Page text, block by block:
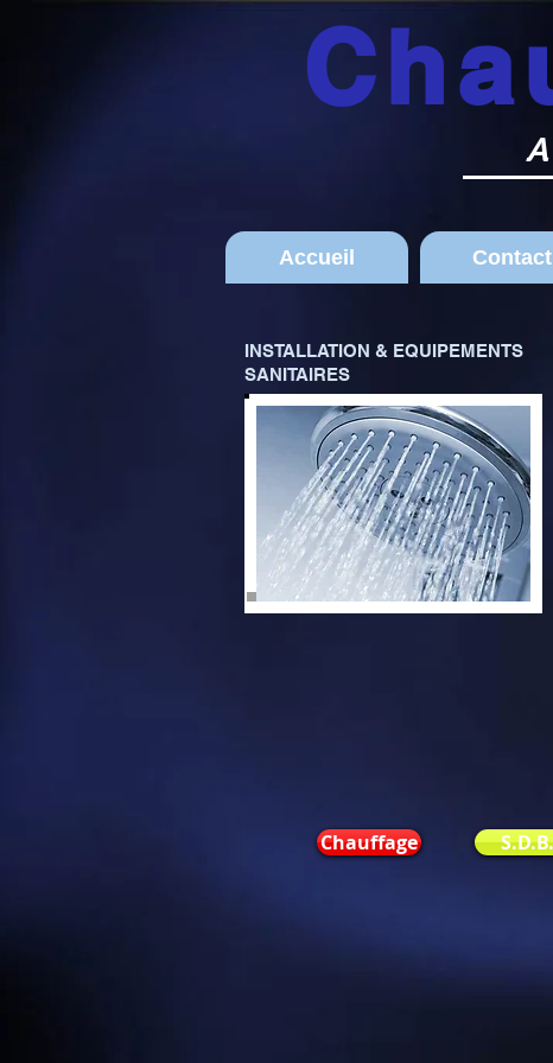
Accueil Contact
INSTALLATION & EQUIPEMENTS
SANITAIRES
Types de Chauffage
Chauffage S.D.B.